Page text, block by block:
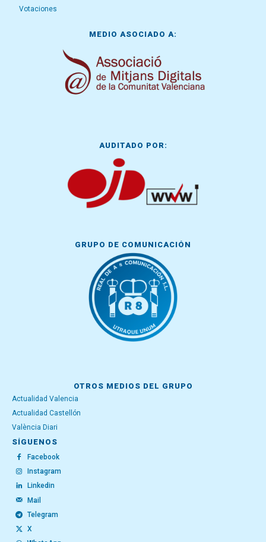
Votaciones
MEDIO ASOCIADO A:
AUDITADO POR:
GRUPO DE COMUNICACIÓN
OTROS MEDIOS DEL GRUPO
Actualidad Valencia
Actualidad Castellón
València Diari
SÍGUENOS
Facebook
Instagram
Linkedin
Mail
Telegram
X